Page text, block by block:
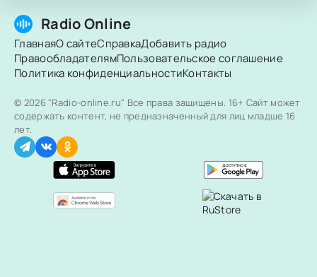
Radio Online
ГлавнаяО сайтеСправкаДобавить радио
ПравообладателямПользовательское соглашение
Политика конфиденциальностиКонтакты
© 2026 "Radio-online.ru" Все права защищены. 16+ Сайт может
содержать контент, не предназначенный для лиц младше 16
лет.